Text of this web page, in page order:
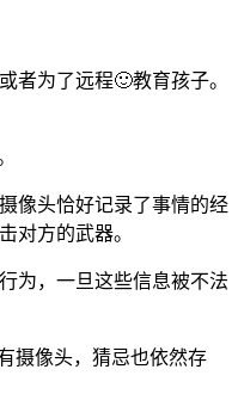
者为了远程🙂教育孩子。
像头恰好记录了事情的经
对方的武器。
为，一旦这些信息被不法
摄像头，猜忌也依然存